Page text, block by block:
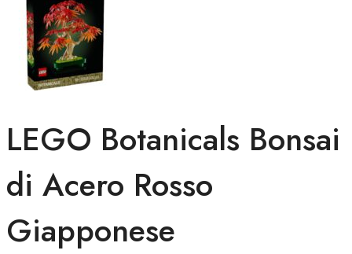
LEGO Botanicals Bonsai
di Acero Rosso
Giapponese